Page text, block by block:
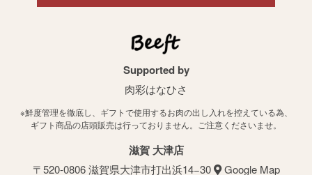
Supported by
肉彩はなひさ
※鮮度管理を徹底し、ギフトで使用するお肉の出し入れを控えている為、
ギフト商品の店頭販売は行っておりません。ご注意くださいませ。
滋賀 大津店
〒520-0806 滋賀県大津市打出浜14−30 Google Map